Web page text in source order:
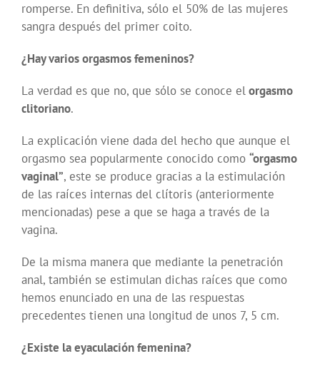
romperse. En definitiva, sólo el 50% de las mujeres
sangra después del primer coito.
¿Hay varios orgasmos femeninos?
La verdad es que no, que sólo se conoce elorgasmo
clitoriano.
La explicación viene dada del hecho que aunque el
orgasmo sea popularmente conocido como “orgasmo
vaginal”, este se produce gracias a la estimulación
de las raíces internas del clítoris (anteriormente
mencionadas) pese a que se haga a través de la
vagina.
De la misma manera que mediante la penetración
anal, también se estimulan dichas raíces que como
hemos enunciado en una de las respuestas
precedentes tienen una longitud de unos 7, 5 cm.
¿Existe la eyaculación femenina?